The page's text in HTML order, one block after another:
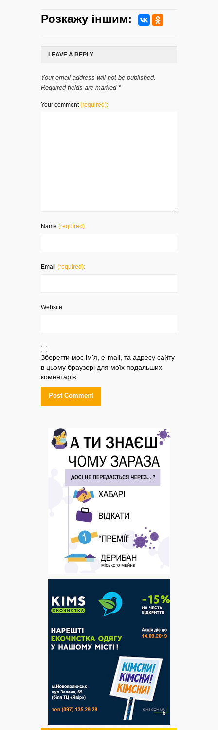
Розкажу iншим:
LEAVE A REPLY
Your email address will not be published.
Required fields are marked *
Your comment(required):
Name (required):
Email (required):
Website
Зберегти моє ім'я, e-mail, та адресу сайту
в цьому браузері для моїх подальших
коментарів.